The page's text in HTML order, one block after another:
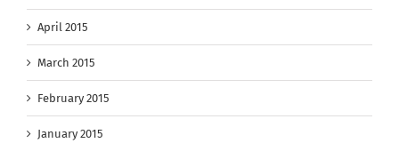
April 2015
March 2015
February 2015
January 2015